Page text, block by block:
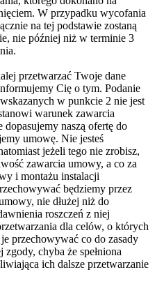
W przypadku wycofania
na tej podstawie zostaną
nie później niż w terminie 3
przetwarzać Twoje dane
Cię o tym. Podanie
w punkcie 2 nie jest
warunek zawarcia
naszą ofertę do
umowę. Nie jesteś
jeżeli tego nie zrobisz,
zawarcia umowy, a co za
i montażu instalacji
będziemy przez
nie dłużej niż do
roszczeń z niej
dla celów, o których
przechowywać co do zasady
chyba że spełniona
ich dalsze przetwarzanie